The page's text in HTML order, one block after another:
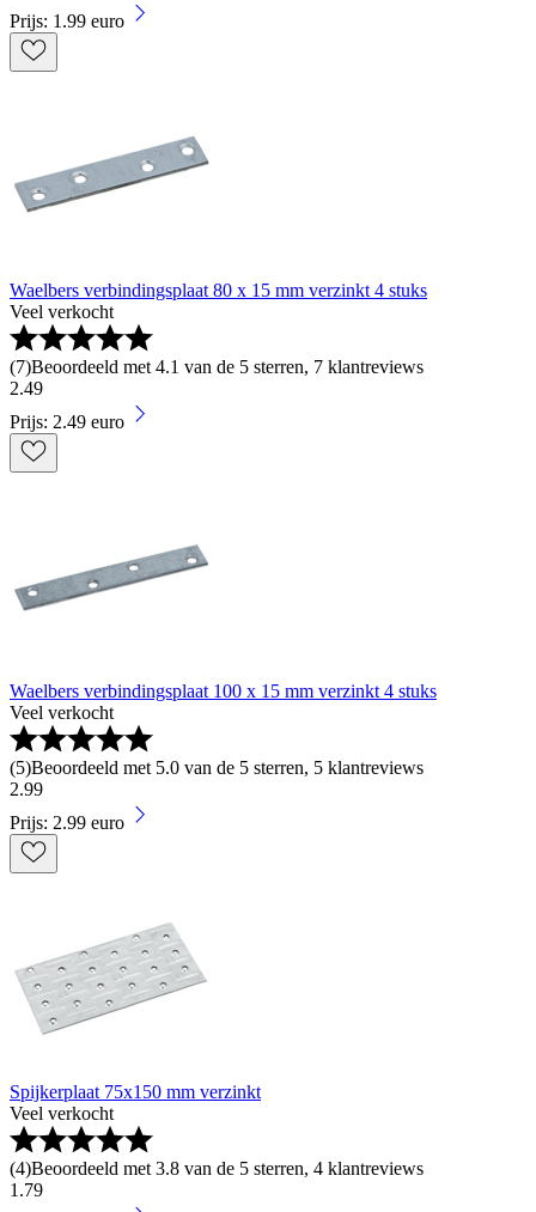
Prijs: 1.99 euro
Waelbers verbindingsplaat 80 x 15 mm verzinkt 4 stuks
Veel verkocht
(7)Beoordeeld met 4.1 van de 5 sterren, 7 klantreviews
2.49
Prijs: 2.49 euro
Waelbers verbindingsplaat 100 x 15 mm verzinkt 4 stuks
Veel verkocht
(5)Beoordeeld met 5.0 van de 5 sterren, 5 klantreviews
2.99
Prijs: 2.99 euro
Spijkerplaat 75x150 mm verzinkt
Veel verkocht
(4)Beoordeeld met 3.8 van de 5 sterren, 4 klantreviews
1 .79